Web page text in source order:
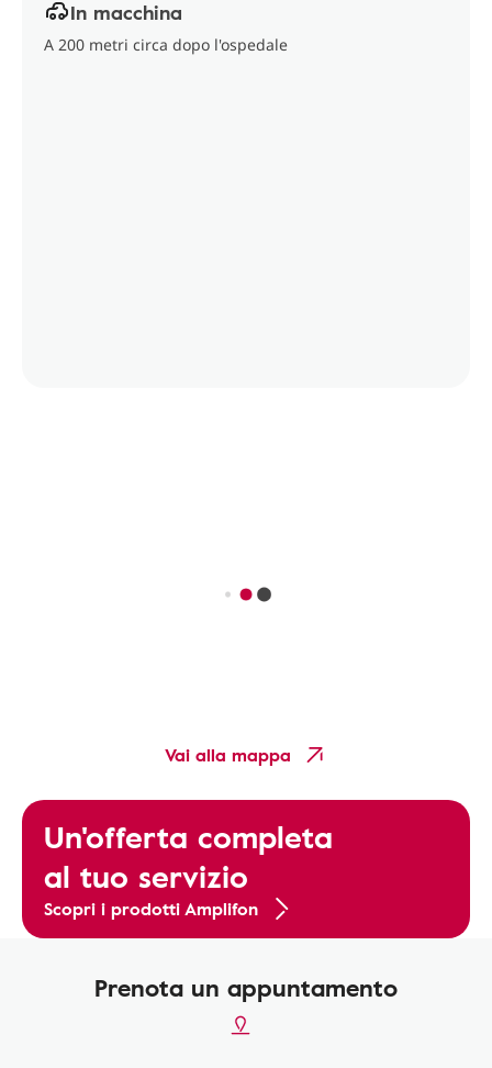
In macchina
A 200 metri circa dopo l'ospedale
Vai alla mappa
Un'offerta completa
al tuo servizio
Scopri i prodotti Amplifon
Prenota un appuntamento